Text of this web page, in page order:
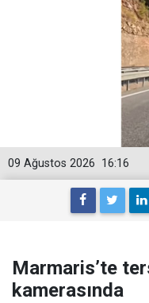
16:16
09 Ağustos 2026
Marmaris’te
kamerasında